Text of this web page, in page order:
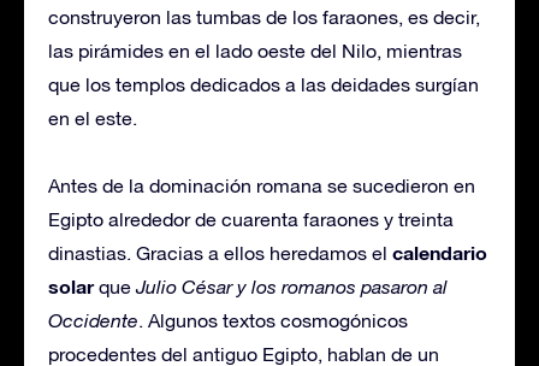
construyeron las tumbas de los faraones, es decir,
las pirámides en el lado oeste del Nilo, mientras
que los templos dedicados a las deidades surgían
en el este.
Antes de la dominación romana se sucedieron en
Egipto alrededor de cuarenta faraones y treinta
dinastias. Gracias a ellos heredamos el calendario
solarqueJulio César y los romanos pasaron al
Occidente. Algunos textos cosmogónicos
procedentes del antiguo Egipto, hablan de un